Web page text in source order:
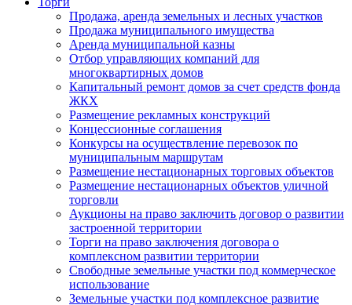
Продажа, аренда земельных и лесных участков
Продажа муниципального имущества
Аренда муниципальной казны
Отбор управляющих компаний для
многоквартирных домов
Капитальный ремонт домов за счет средств фонда
ЖКХ
Размещение рекламных конструкций
Концессионные соглашения
Конкурсы на осуществление перевозок по
муниципальным маршрутам
Размещение нестационарных торговых объектов
Размещение нестационарных объектов уличной
торговли
Аукционы на право заключить договор о развитии
застроенной территории
Торги на право заключения договора о
комплексном развитии территории
Свободные земельные участки под коммерческое
использование
Земельные участки под комплексное развитие